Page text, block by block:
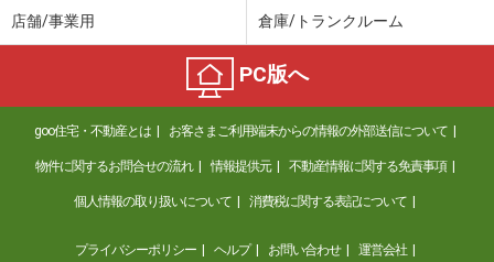
店舗/事業用 倉庫/トランクルーム
PC版へ
goo住宅・不動産とは お客さまご利用端末からの情報の外部送信について
物件に関するお問合せの流れ 情報提供元 不動産情報に関する免責事項
個人情報の取り扱いについて 消費税に関する表記について
プライバシーポリシー ヘルプ お問い合わせ 運営会社